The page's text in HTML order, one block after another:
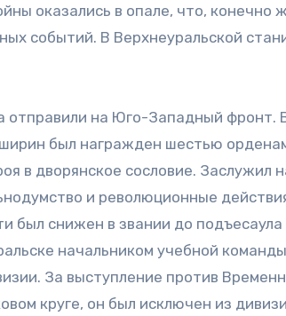
оказались в опале, что, конечно
событий. В Верхнеуральской
отправили на Юго-Западный фронт.
был награжден шестью
в дворянское сословие. Заслужил
и революционные
был снижен в звании до
начальником учебной
За выступление против
круге, он был исключен из